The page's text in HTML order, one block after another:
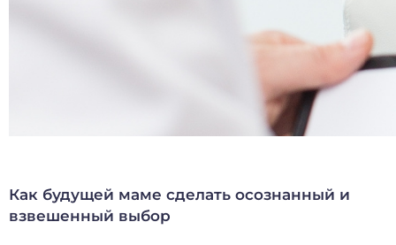
Как будущей маме сделать осознанный и
взвешенный выбор